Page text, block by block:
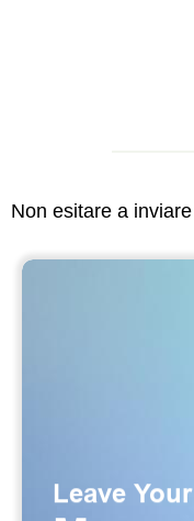
Non esitare a